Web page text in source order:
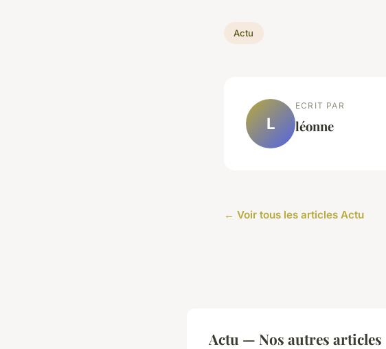
Actu
L
ECRIT PAR
léonne
← Voir tous les articles Actu
Actu — Nos autres articles